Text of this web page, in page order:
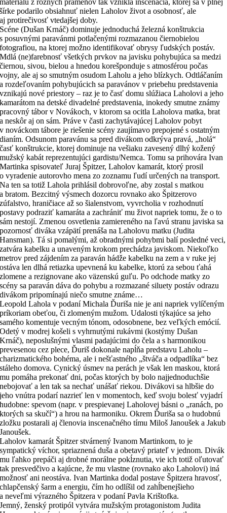
šírke podarilo obsiahnuť nielen Laholov život a osobnosť, ale
aj protirečivosť vtedajšej doby.
Scéne (Dušan Krnáč) dominuje jednoduchá železná konštrukcia
s posuvnými paravánmi potlačenými rozmazanou čiernobielou
fotografiou, na ktorej možno identifikovať obrysy ľudských postáv.
Mdlá (ne)farebnosť všetkých prvkov na javisku pohybujúca sa medzi
čiernou, sivou, bielou a hnedou korešponduje s atmosférou počas
vojny, ale aj so smutným osudom Laholu a jeho blízkych. Odtláčaním
a rozdeľovaním pohybujúcich sa paravánov v priebehu predstavenia
vznikajú nové priestory – raz je to časť domu slúžiaca Laholovi a jeho
kamarátom na detské divadelné predstavenia, inokedy smutne známy
pracovný tábor v Novákoch, v ktorom sa ocitla Laholova matka, brat
a neskôr aj on sám. Práve v časti zachytávajúcej Laholov pobyt
v nováckom tábore je riešenie scény zaujímavo prepojené s ostatným
dianím. Odsunom paravánu sa pred divákom odkrýva pravá, „holá“
časť konštrukcie, ktorej dominuje na vešiaku zavesený dlhý kožený
mužský kabát reprezentujúci gardistu/Nemca. Tomu sa prihovára Ivan
Martinka spisovateľ Juraj Špitzer, Laholov kamarát, ktorý prosil
o vyradenie autorovho mena zo zoznamu ľudí určených na transport.
Na ten sa totiž Lahola prihlásil dobrovoľne, aby zostal s matkou
a bratom. Bezcitný výsmech dozorcu rovnako ako Špitzerovo
zúfalstvo, hraničiace až so šialenstvom, vyvrcholia v rozhodnutí
postavy podraziť kamaráta a zachrániť mu život napriek tomu, že o to
sám nestojí. Zmenou osvetlenia zamiereného na ľavú stranu javiska sa
pozornosť diváka vzápätí prenáša na Laholovu matku (Judita
Hansman). Tá si pomalými, až obradnými pohybmi balí posledné veci,
zatvára kabelku a unaveným krokom prechádza javiskom. Niekoľko
metrov pred zájdením za paraván hádže kabelku na zem a v ruke jej
ostáva len dlhá retiazka upevnená ku kabelke, ktorú za sebou ťahá
zlomene a rezignovane ako väzenskú guľu. Po odchode matky zo
scény sa paraván dáva do pohybu a rozmazané siluety postáv odrazu
divákom pripomínajú niečo smutne známe…
Leopold Lahola v podaní Michala Ďuriša nie je ani napriek vylíčeným
príkoriam obeťou, či zlomeným mužom. Udalosti týkajúce sa jeho
samého komentuje vecným tónom, odosobnene, bez veľkých emócií.
Odetý v modrej košeli s vyhrnutými rukávmi (kostýmy Dušan
Krnáč), neposlušnými vlasmi padajúcimi do čela a s harmonikou
prevesenou cez plece, Ďuriš dokonale napĺňa predstavu Laholu –
charizmatického bohéma, ale i nešťastného „štváča a odpadlíka“ bez
stáleho domova. Cynický úsmev na perách je však len maskou, ktorá
mu pomáha prekonať dni, počas ktorých by bolo najjednoduchšie
nebojovať a len tak sa nechať unášať riekou. Divákovi sa hlbšie do
jeho vnútra podarí nazrieť len v momentoch, keď svoju bolesť vyjadrí
hudobne: spevom (napr. v prespievanej Laholovej básni o „ranách, po
ktorých sa skučí“) a hrou na harmoniku. Okrem Ďuriša sa o hudobnú
zložku postarali aj členovia inscenačného tímu Miloš Janoušek a Jakub
Janoušek.
Laholov kamarát Špitzer stvárnený Ivanom Martinkom, to je
sympatický víchor, spriaznená duša a obetavý priateľ v jednom. Divák
mu ľahko prepáči aj drobné morálne pokĺznutia, vie ich totiž oľutovať
tak presvedčivo a kajúcne, že mu vlastne (rovnako ako Laholovi) iná
možnosť ani neostáva. Ivan Martinka dodal postave Špitzera hravosť,
chlapčenský šarm a energiu, čím ho odlíšil od zahĺbenejšieho
a neveľmi výrazného Špitzera v podaní Pavla Krištofka.
Jemný, ženský protipól vytvára mužským protagonistom Judita